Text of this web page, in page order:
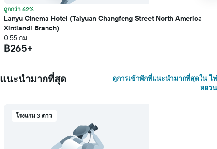
ถูกกว่า 62%
Lanyu Cinema Hotel (Taiyuan Changfeng Street North America
Xintiandi Branch)
0.55 กม.
฿265+
แนะนำมากที่สุด
ดูการเข้าพักที่แนะนำมากที่สุดใน ไท่
หยวน
โรงแรม 3 ดาว